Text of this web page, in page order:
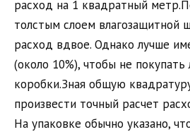
расход на 1 квадратный
толстым слоем влагозащитной
расход вдвое. Однако лучше
(около 10%), чтобы не
коробки.Зная общую
произвести точный расчет
На упаковке обычно указано,